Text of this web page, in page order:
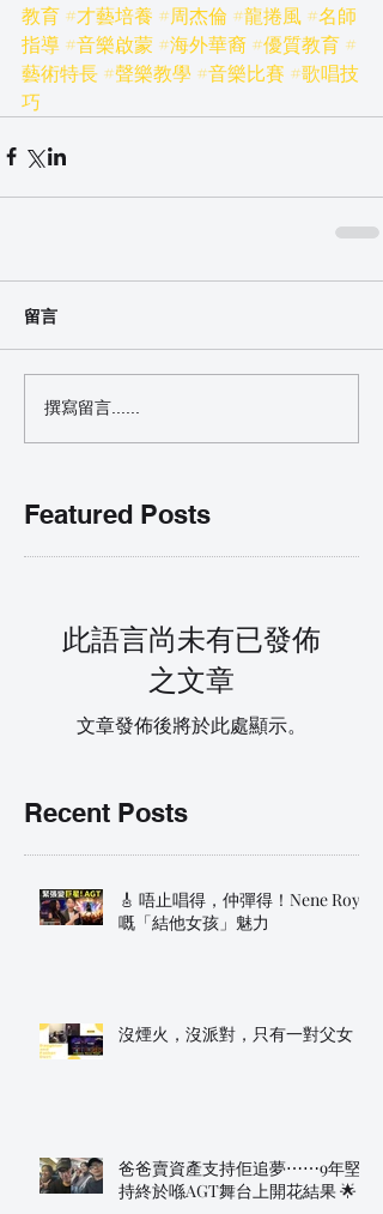
教育 #才藝培養 #周杰倫 #龍捲風 #名師
指導 #音樂啟蒙 #海外華裔 #優質教育 #
藝術特長 #聲樂教學 #音樂比賽 #歌唱技
巧
留言
撰寫留言......
Featured Posts
此語言尚未有已發佈
之文章
文章發佈後將於此處顯示。
Recent Posts
🎸 唔止唱得，仲彈得！Nene Royal
嘅「結他女孩」魅力
沒煙火，沒派對，只有一對父女
爸爸賣資產支持佢追夢⋯⋯9年堅
持終於喺AGT舞台上開花結果 🌟